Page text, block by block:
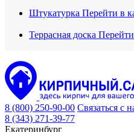
Штукатурка Перейти в
Террасная доска
8 (800) 250-90-00 Связаться с
8 (343) 271-39-77
Екатеринбург